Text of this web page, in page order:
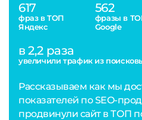
617
фраз в ТОП
Яндекс
562
фразы в
Google
в 2,2 раза
увеличили трафик из
Рассказываем как мы
показателей по SEO-
продвинули сайт в ТОП